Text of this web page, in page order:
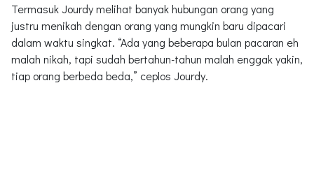
Termasuk Jourdy melihat banyak hubungan orang yang
justru menikah dengan orang yang mungkin baru dipacari
dalam waktu singkat. “Ada yang beberapa bulan pacaran eh
malah nikah, tapi sudah bertahun-tahun malah enggak yakin,
tiap orang berbeda beda,” ceplos Jourdy.